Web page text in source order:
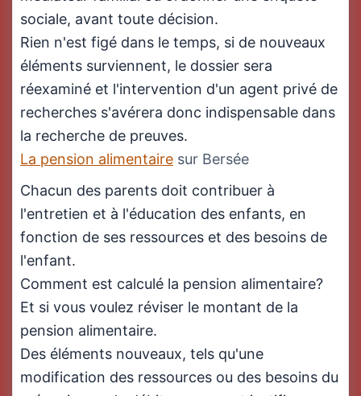
sociale, avant toute décision.
Rien n'est figé dans le temps, si de nouveaux
éléments surviennent, le dossier sera
réexaminé et l'intervention d'un agent privé de
recherches s'avérera donc indispensable dans
la recherche de preuves.
La pension alimentaire sur Bersée
Chacun des parents doit contribuer à
l'entretien et à l'éducation des enfants, en
fonction de ses ressources et des besoins de
l'enfant.
Comment est calculé la pension alimentaire?
Et si vous voulez réviser le montant de la
pension alimentaire.
Des éléments nouveaux, tels qu'une
modification des ressources ou des besoins du